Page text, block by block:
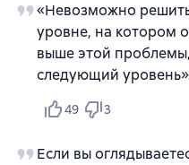
«Невозможно
уровне, на котором
выше этой
следующий
49 3
Если вы